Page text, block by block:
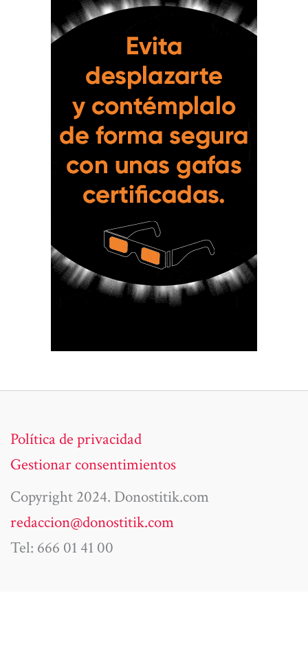
Política de privacidad
Gestionar consentimientos
Copyright 2024. Donostitik.com
redaccion@donostitik.com
Tel: 666 01 41 00